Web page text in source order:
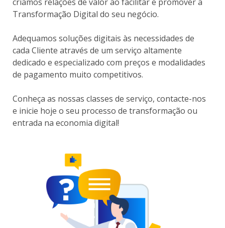
Transformação Digital do seu negócio.
Adequamos soluções digitais às necessidades de
cada Cliente através de um serviço altamente
dedicado e especializado com preços e modalidades
de pagamento muito competitivos.
Conheça as nossas classes de serviço, contacte-nos
e inicie hoje o seu processo de transformação ou
entrada na economia digital!